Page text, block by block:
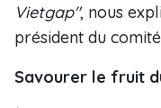
Vietgap", nous
président du
Savourer le fruit